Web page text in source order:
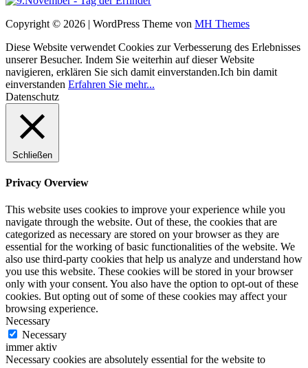
Copyright © 2026 | WordPress Theme von MH Themes
Diese Website verwendet Cookies zur Verbesserung des Erlebnisses
unserer Besucher. Indem Sie weiterhin auf dieser Website
navigieren, erklären Sie sich damit einverstanden.Ich bin damit
einverstanden Erfahren Sie mehr...
Datenschutz
Schließen
Privacy Overview
This website uses cookies to improve your experience while you
navigate through the website. Out of these, the cookies that are
categorized as necessary are stored on your browser as they are
essential for the working of basic functionalities of the website. We
also use third-party cookies that help us analyze and understand how
you use this website. These cookies will be stored in your browser
only with your consent. You also have the option to opt-out of these
cookies. But opting out of some of these cookies may affect your
browsing experience.
Necessary
Necessary
immer aktiv
Necessary cookies are absolutely essential for the website to